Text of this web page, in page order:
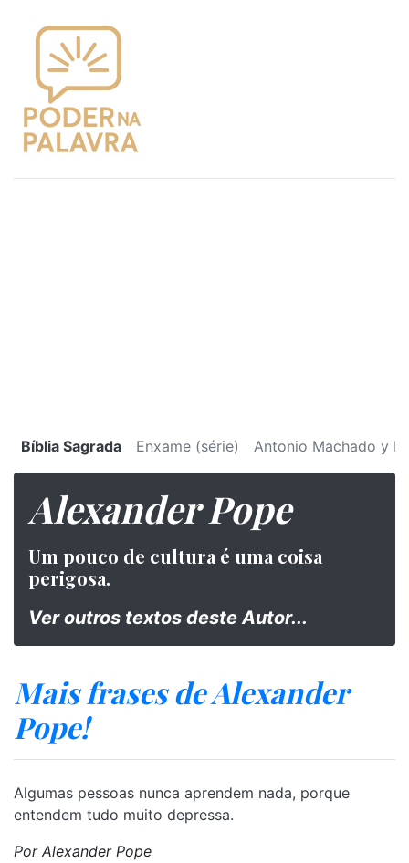
Bíblia Sagrada Enxame (série) Antonio Machado y
Alexander Pope
Um pouco de cultura é uma coisa
perigosa.
Ver outros textos deste Autor...
Mais frases de Alexander
Pope!
Algumas pessoas nunca aprendem nada, porque
entendem tudo muito depressa.
Por Alexander Pope